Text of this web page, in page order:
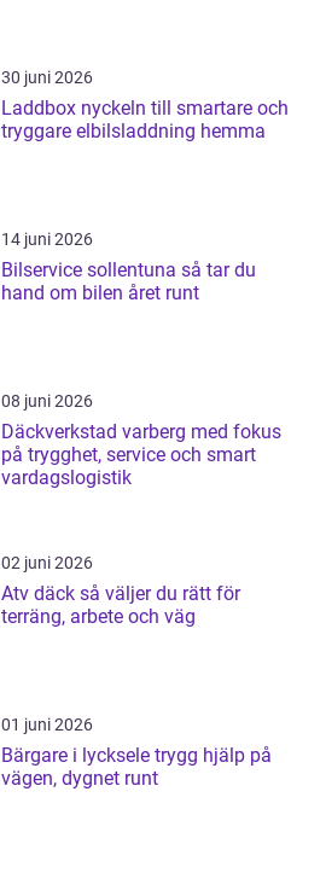
30 juni 2026
Laddbox nyckeln till smartare och
tryggare elbilsladdning hemma
14 juni 2026
Bilservice sollentuna så tar du
hand om bilen året runt
08 juni 2026
Däckverkstad varberg med fokus
på trygghet, service och smart
vardagslogistik
02 juni 2026
Atv däck så väljer du rätt för
terräng, arbete och väg
01 juni 2026
Bärgare i lycksele trygg hjälp på
vägen, dygnet runt